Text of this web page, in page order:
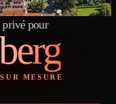
privé pour
MESURE